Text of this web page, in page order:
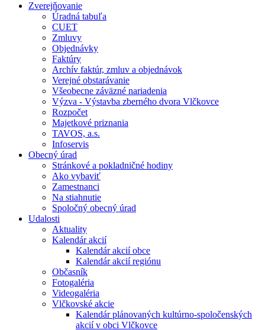
Zverejňovanie
Úradná tabuľa
CUET
Zmluvy
Objednávky
Faktúry
Archív faktúr, zmluv a objednávok
Verejné obstarávanie
Všeobecne záväzné nariadenia
Výzva - Výstavba zberného dvora Vlčkovce
Rozpočet
Majetkové priznania
TAVOS, a.s.
Infoservis
Obecný úrad
Stránkové a pokladničné hodiny
Ako vybaviť
Zamestnanci
Na stiahnutie
Spoločný obecný úrad
Udalosti
Aktuality
Kalendár akcií
Kalendár akcií obce
Kalendár akcií regiónu
Občasník
Fotogaléria
Videogaléria
Vlčkovské akcie
Kalendár plánovaných kultúrno-spoločenských
akcií v obci Vlčkovce